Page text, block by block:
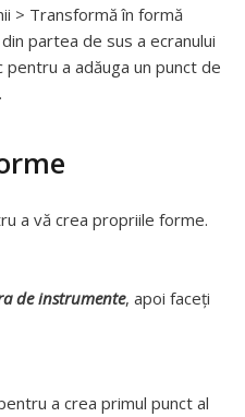
> Transformă în formă
partea de sus a ecranului
pentru a adăuga un punct de
a vă crea propriile forme.
de instrumente, apoi faceți
a crea primul punct al